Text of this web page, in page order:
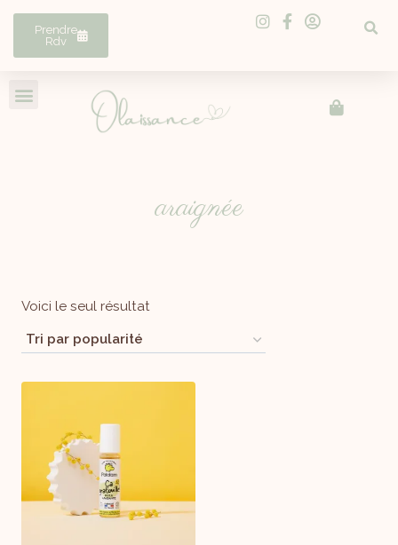
Prendre
Rdv
araignée
Voici le seul résultat